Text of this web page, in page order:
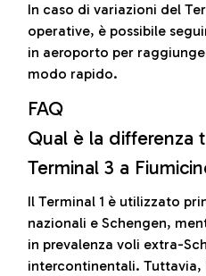
In caso di variazioni del
operative, è possibile
in aeroporto per
modo rapido.
FAQ
Qual è la differenza
Terminal 3 a
Il Terminal 1 è utilizzato
nazionali e Schengen,
in prevalenza voli extra-
intercontinentali. Tuttavia,